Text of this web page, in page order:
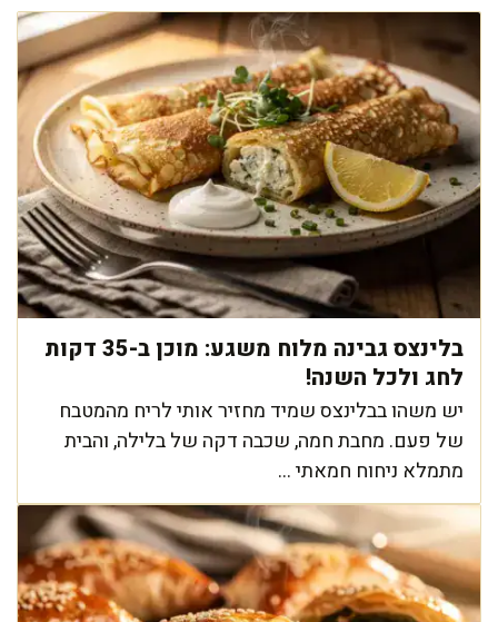
בלינצס גבינה מלוח משגע: מוכן ב-35 דקות
לחג ולכל השנה!
יש משהו בבלינצס שמיד מחזיר אותי לריח מהמטבח
של פעם. מחבת חמה, שכבה דקה של בלילה, והבית
מתמלא ניחוח חמאתי ...